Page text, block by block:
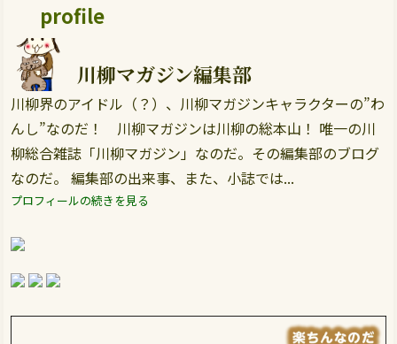
profile
川柳マガジン編集部
川柳界のアイドル（？）、川柳マガジンキャラクターの”わ
んし”なのだ！ 川柳マガジンは川柳の総本山！ 唯一の川
柳総合雑誌「川柳マガジン」なのだ。その編集部のブログ
なのだ。 編集部の出来事、また、小誌では...
プロフィールの続きを見る